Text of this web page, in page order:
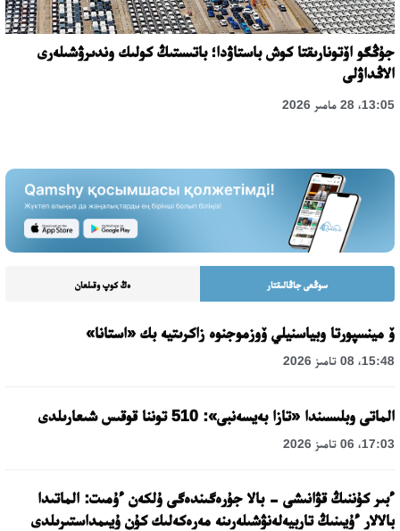
جۇڭگو اۆتونارىقتا كوش باستاۋدا؛ باتىستىڭ كولىك وندىرۋشىلەرى
الاڭداۋلى
13:05، 28 مامىر 2026
سوڭعى جاڭالىقتار ەڭ كوپ وقىلعان
ۆ مينسپورتا وبياسنيلي ۆوزموجنوە زاكرىتيە بك «استانا»
15:48، 08 تامىز 2026
الماتى وبلىسىندا «تازا بەيسەنبى»: 510 توننا قوقىس شىعارىلدى
17:03، 06 تامىز 2026
ءبىر كۇننىڭ قۋانىشى - بالا جۇرەگىندەگى ۇلكەن ءۇمىت: الماتىدا
بالالار ءۇيىنىڭ تاربيەلەنۋشىلەرىنە مەرەكەلىك كۇن ۇيىمداستىرىلدى